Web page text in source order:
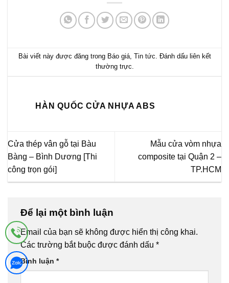
Bài viết này được đăng trong Báo giá, Tin tức. Đánh dấu liên kết
thường trực.
HÀN QUỐC CỬA NHỰA ABS
Cửa thép vân gỗ tại Bàu
Bàng – Bình Dương [Thi
công trọn gói]
Mẫu cửa vòm nhựa
composite tại Quận 2 –
TP.HCM
Để lại một bình luận
Email của bạn sẽ không được hiển thị công khai.
Các trường bắt buộc được đánh dấu *
Bình luận *